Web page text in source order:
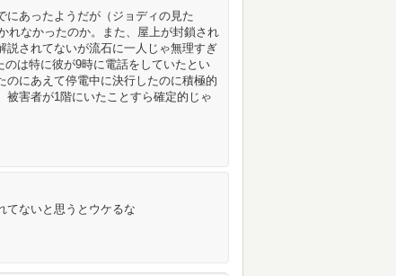
にあったようだが（ジョディの見た
れなかったのか。また、屋上が封鎖され
説されてないが流石に一人じゃ無理すぎ
は特に彼が9時に電話をしていたとい
のにあえて停電中に決行したのに積極的
害者が1階にいたことすら確定的じゃ
てないと思うとウケるな